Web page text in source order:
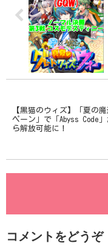
【黒猫のウィズ】「夏の
ペーン」で「Abyss Code
ら解放可能に！
コメントをどうぞ